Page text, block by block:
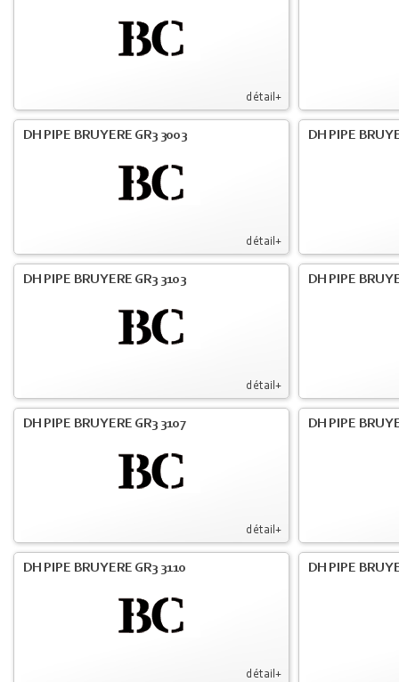
détail+
détail+
DH PIPE BRUYERE GR3 3003 DH PIPE
détail+
DH PIPE BRUYERE GR3 3103 DH PIPE
détail+
DH PIPE BRUYERE GR3 3107 DH PIPE
détail+
DH PIPE BRUYERE GR3 3110 DH PIPE